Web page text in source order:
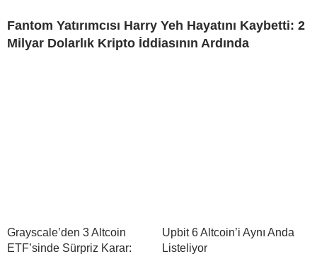
Fantom Yatırımcısı Harry Yeh Hayatını Kaybetti: 2
Milyar Dolarlık Kripto İddiasının Ardında
Grayscale’den 3 Altcoin
ETF’sinde Sürpriz Karar:
Upbit 6 Altcoin’i Aynı Anda
Listeliyor